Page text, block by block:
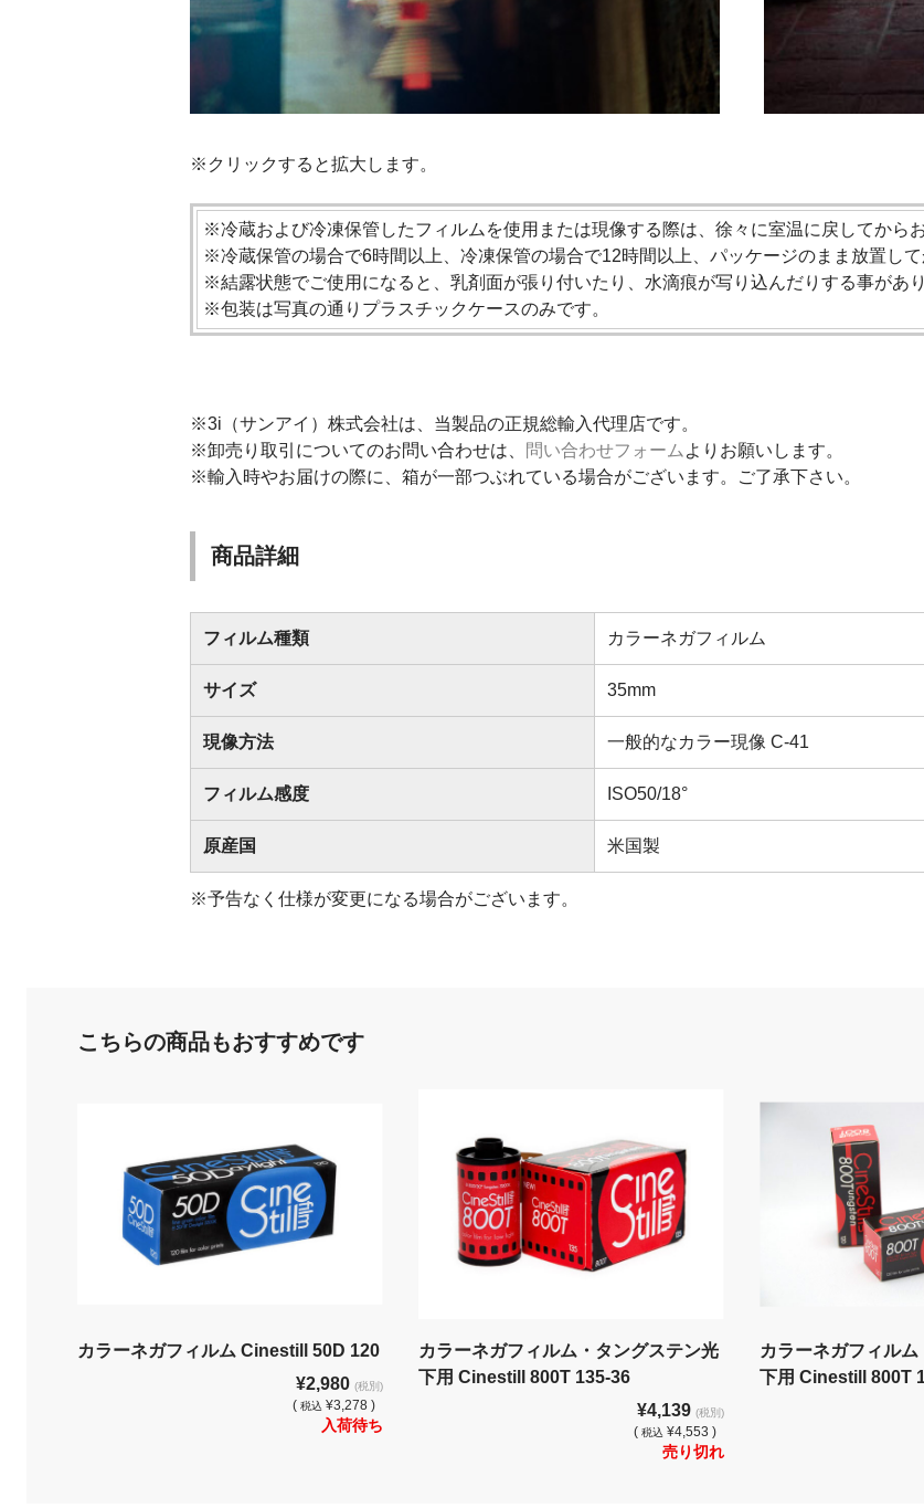
※クリックすると拡大します。
※冷蔵および冷凍保管したフィルムを使用または現像する際は、徐々に室温に戻してからお
※冷蔵保管の場合で6時間以上、冷凍保管の場合で12時間以上、パッケージのまま放置して
※結露状態でご使用になると、乳剤面が張り付いたり、水滴痕が写り込んだりする事があり
※包装は写真の通りプラスチックケースのみです。
※3i（サンアイ）株式会社は、当製品の正規総輸入代理店です。
※卸売り取引についてのお問い合わせは、
問い合わせフォーム よりお願いします。
※輸入時やお届けの際に、箱が一部つぶれている場合がございます。ご了承下さい。
商品詳細
フィルム種類 カラーネガフィルム
サイズ 35mm
現像方法 一般的なカラー現像 C-41
フィルム感度 ISO50/18°
原産国 米国製
※予告なく仕様が変更になる場合がございます。
こちらの商品もおすすめです
カラーネガフィルム Cinestill 50D 120
¥2,980 (税別)
( 税込 ¥3,278 )
入荷待ち
カラーネガフィルム・タングステン光
下用 Cinestill 800T 135-36
¥4,139 (税別)
( 税込 ¥4,553 )
売り切れ
カラーネガフィル
下用 Cinestill 800T